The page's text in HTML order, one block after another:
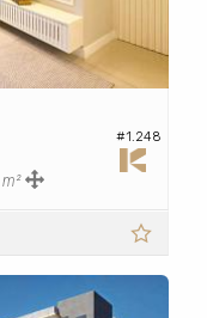
#1.248
m²